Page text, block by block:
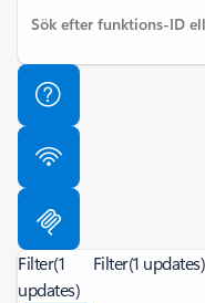
Filter(1
updates)
Filter(1 updates)